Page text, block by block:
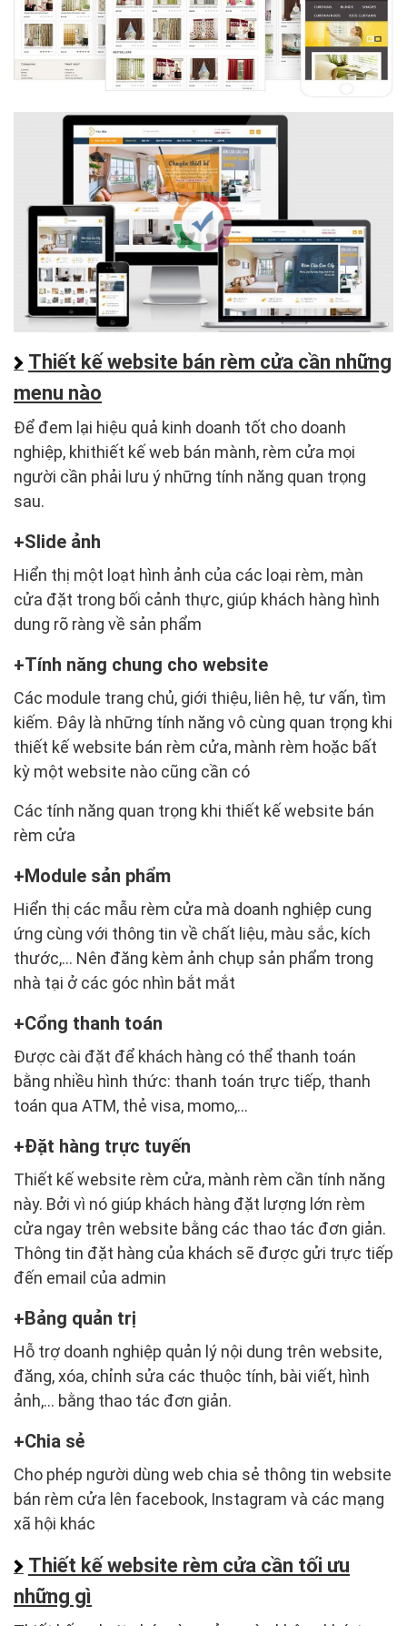
Thiết kế website bán rèm cửa cần những
menu nào
Để đem lại hiệu quả kinh doanh tốt cho doanh
nghiệp, khithiết kế web bán mành, rèm cửa mọi
người cần phải lưu ý những tính năng quan trọng
sau.
Slide ảnh
Hiển thị một loạt hình ảnh của các loại rèm, màn
cửa đặt trong bối cảnh thực, giúp khách hàng hình
dung rõ ràng về sản phẩm
Tính năng chung cho website
Các module trang chủ, giới thiệu, liên hệ, tư vấn, tìm
kiếm. Đây là những tính năng vô cùng quan trọng khi
thiết kế website bán rèm cửa, mành rèm hoặc bất
kỳ một website nào cũng cần có
Các tính năng quan trọng khi thiết kế website bán
rèm cửa
Module sản phẩm
Hiển thị các mẫu rèm cửa mà doanh nghiệp cung
ứng cùng với thông tin về chất liệu, màu sắc, kích
thước,... Nên đăng kèm ảnh chụp sản phẩm trong
nhà tại ở các góc nhìn bắt mắt
Cổng thanh toán
Được cài đặt để khách hàng có thể thanh toán
bằng nhiều hình thức: thanh toán trực tiếp, thanh
toán qua ATM, thẻ visa, momo,...
Đặt hàng trực tuyến
Thiết kế website rèm cửa, mành rèm cần tính năng
này. Bởi vì nó giúp khách hàng đặt lượng lớn rèm
cửa ngay trên website bằng các thao tác đơn giản.
Thông tin đặt hàng của khách sẽ được gửi trực tiếp
đến email của admin
Bảng quản trị
Hỗ trợ doanh nghiệp quản lý nội dung trên website,
đăng, xóa, chỉnh sửa các thuộc tính, bài viết, hình
ảnh,... bằng thao tác đơn giản.
Chia sẻ
Cho phép người dùng web chia sẻ thông tin website
bán rèm cửa lên facebook, Instagram và các mạng
xã hội khác
Thiết kế website rèm cửa cần tối ưu
những gì